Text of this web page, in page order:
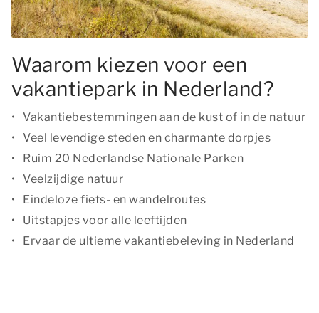
Waarom kiezen voor een
vakantiepark in Nederland?
Vakantiebestemmingen aan de kust of in de natuur
Veel levendige steden en charmante dorpjes
Ruim 20 Nederlandse Nationale Parken
Veelzijdige natuur
Eindeloze fiets- en wandelroutes
Uitstapjes voor alle leeftijden
Ervaar de ultieme vakantiebeleving in Nederland